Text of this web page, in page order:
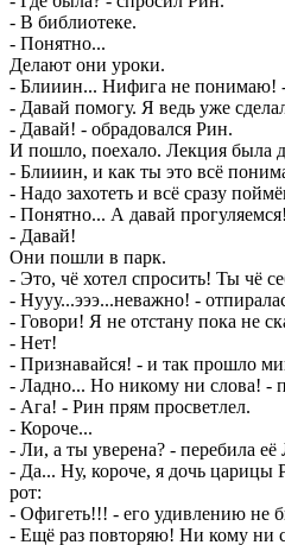
- В библиотеке.
- Понятно...
Делают они уроки.
- Блииин... Нифига не понимаю!
- Давай помогу. Я ведь уже
- Давай! - обрадовался Рин.
И пошло, поехало. Лекция была
- Блииин, и как ты это всё
- Надо захотеть и всё сразу
- Понятно... А давай
- Давай!
Они пошли в парк.
- Это, чё хотел спросить! Ты чё
- Нууу...эээ...неважно! -
- Говори! Я не отстану пока не
- Нет!
- Признавайся! - и так прошло
- Ладно... Но никому ни слова! -
- Ага! - Рин прям просветлел.
- Короче...
- Ли, а ты уверена? - перебила её
- Да... Ну, короче, я дочь царицы
рот:
- Офигеть!!! - его удивлению не
- Ещё раз повторяю! Ни кому ни